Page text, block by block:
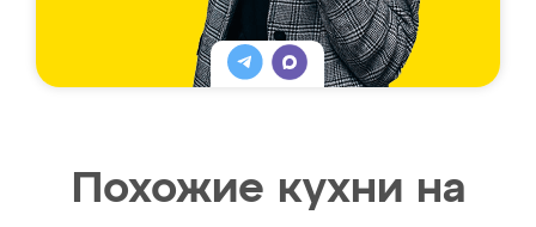
Похожие кухни на